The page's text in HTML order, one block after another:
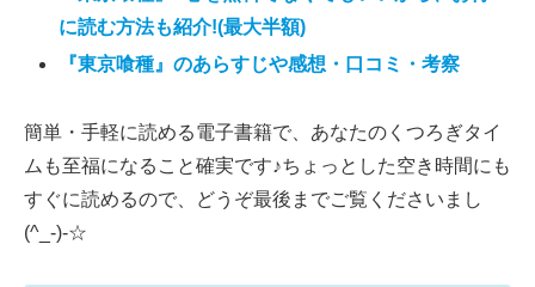
に読む方法も紹介!(最大半額)
『東京喰種』のあらすじや感想・口コミ・考察
簡単・手軽に読める電子書籍で、あなたのくつろぎタイ
ムも至福になること確実です♪ちょっとした空き時間にも
すぐに読めるので、どうぞ最後までご覧くださいまし
(^_-)-☆